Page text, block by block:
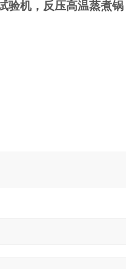
验机，反压高温蒸煮